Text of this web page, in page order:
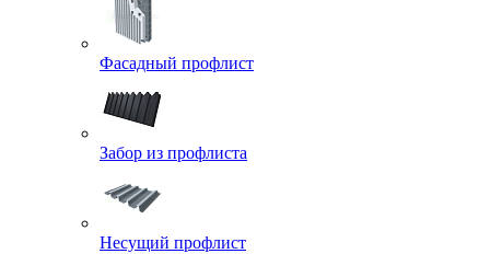
Фасадный профлист
Забор из профлиста
Несущий профлист